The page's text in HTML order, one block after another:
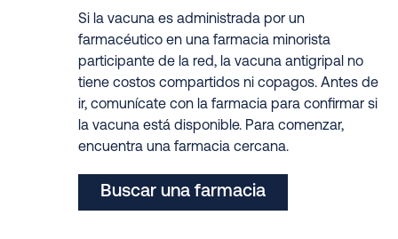
Si la vacuna es administrada por un
farmacéutico en una farmacia minorista
participante de la red, la vacuna antigripal no
tiene costos compartidos ni copagos. Antes de
ir, comunícate con la farmacia para confirmar si
la vacuna está disponible. Para comenzar,
encuentra una farmacia cercana.
Buscar una farmacia